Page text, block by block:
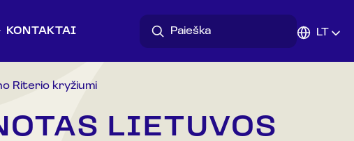
KONTAKTAI LT
Riterio kryžiumi
LIETUVOS